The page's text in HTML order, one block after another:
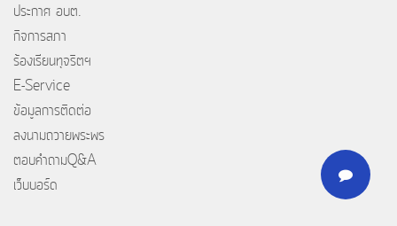
ประกาศ อบต.
กิจการสภา
ร้องเรียนทุจริตฯ
E-Service
ข้อมูลการติดต่อ
ลงนามถวายพระพร
ตอบคำถามQ&A
เว็บบอร์ด